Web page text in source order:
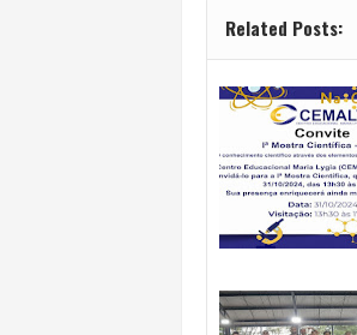
Related Posts: